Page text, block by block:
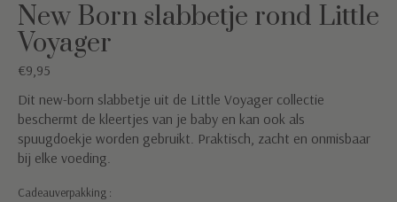
New Born slabbetje rond Little
Voyager
€9,95
Dit new-born slabbetje uit de Little Voyager collectie
beschermt de kleertjes van je baby en kan ook als
spuugdoekje worden gebruikt. Praktisch, zacht en onmisbaar
bij elke voeding.
Cadeauverpakking :